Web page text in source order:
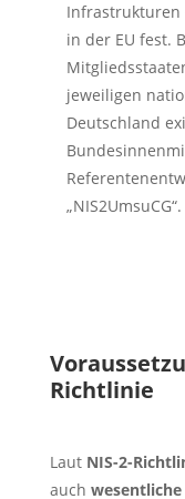
Infrastrukturen
in der EU fest.
jeweiligen
Deutschland
„NIS2UmsuCG“.
Richtlinie
Laut NIS-2-
auch